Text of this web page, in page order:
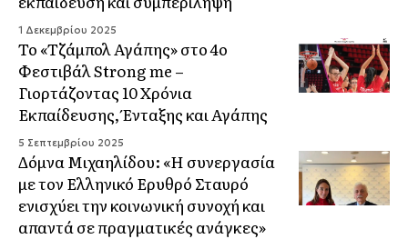
1 Δεκεμβρίου 2025
Το «Τζάμπολ Αγάπης» στο 4ο
Φεστιβάλ Strong me –
Γιορτάζοντας 10 Χρόνια
Εκπαίδευσης, Ένταξης και Αγάπης
5 Σεπτεμβρίου 2025
Δόμνα Μιχαηλίδου: «Η συνεργασία
με τον Ελληνικό Ερυθρό Σταυρό
ενισχύει την κοινωνική συνοχή και
απαντά σε πραγματικές ανάγκες»